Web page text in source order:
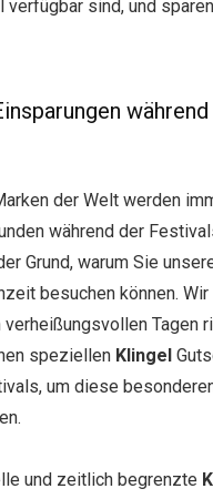
verfügbar sind, und
der Welt werden
während der
Grund, warum Sie
besuchen können.
verheißungsvollen Tagen
speziellen Klingel
um diese
und zeitlich begrenzte